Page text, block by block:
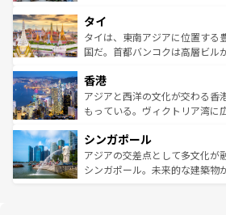
リティに包まれながら、韓国の
わってみてほしい。
覧を参照してほしい。
急速な発展と共に伝統が息づく
ーチミン市のフランス統治時代
醸し出している。また、バラエ
とつ。フォーやバインミー、ベ
ひ現地で味わいたい。どの地域
が旅行者を迎えてくれるので、
参照してほしい。
タイ
タイは、東南アジアに位置する
国だ。首都バンコクは高層ビル
の活気が交差している。北部で
帯で自然と触れ合い、南部では
いビーチでリゾート気分を楽し
激する。気候は一年中温暖で、
が待っている。親しみやすいタ
た文化、そして多様な観光資源
香港
アジアと西洋の文化が交わる香
もっている。ヴィクトリア湾に
み、どこを訪れても感動するは
ており、効率よく見どころを回
うな絶景から文化的な体験まで
シンガポール
アジアの交差点として多文化が
シンガポール。未来的な建築物